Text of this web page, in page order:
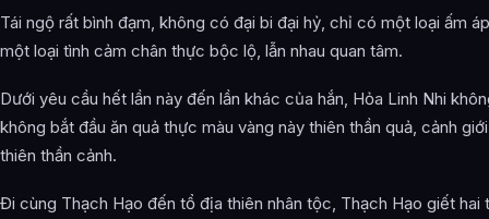
Tái ngộ rất bình đạm, không có đại bi đại hỷ, chỉ có một loại ấm
một loại tình cảm chân thực bộc lộ, lẫn nhau quan tâm.
Dưới yêu cầu hết lần này đến lần khác của hắn, Hỏa Linh Nhi
không bắt đầu ăn quả thực màu vàng này thiên thần quả, cảnh
thiên thần cảnh.
Đi cùng Thạch Hạo đến tổ địa thiên nhân tộc, Thạch Hạo giết hai